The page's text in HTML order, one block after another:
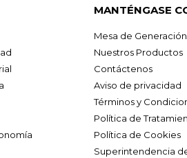
MANTÉNGASE
Mesa de
Nuestros Productos
Contáctenos
Aviso de privacidad
Términos y
Política de
Política de Cookies
Superintendencia